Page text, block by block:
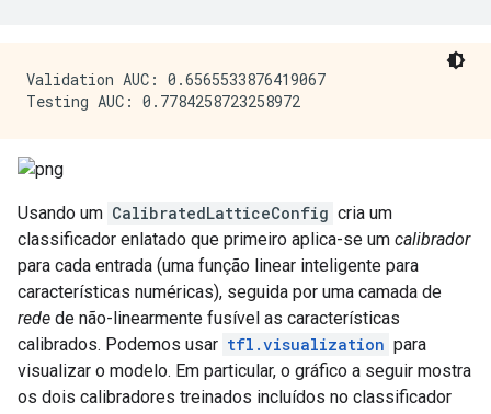
Validation AUC: 0.6565533876419067
Usando um CalibratedLatticeConfig cria um
classificador enlatado que primeiro aplica-se um calibrador
para cada entrada (uma função linear inteligente para
características numéricas), seguida por uma camada de
rede de não-linearmente fusível as características
calibrados. Podemos usar tfl.visualization para
visualizar o modelo. Em particular, o gráfico a seguir mostra
os dois calibradores treinados incluídos no classificador